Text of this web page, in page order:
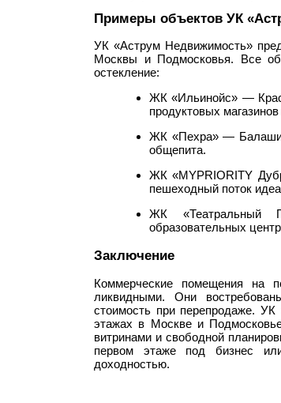
Примеры объектов УК
УК «Аструм Недвижимость»
Москвы и Подмосковья. Все
остекление:
ЖК «Ильинойс» —
продуктовых магазинов
ЖК «Пехра» —
общепита.
ЖК «MYPRIORITY
пешеходный поток
ЖК «Театральный
образовательных
Заключение
Коммерческие помещения на
ликвидными. Они
стоимость при перепродаже.
этажах в Москве и
витринами и свободной
первом этаже под бизнес
доходностью.